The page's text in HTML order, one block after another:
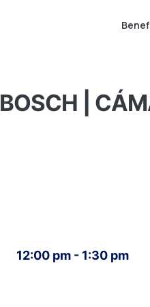
BOSCH |
12:00 pm - 1:30 pm